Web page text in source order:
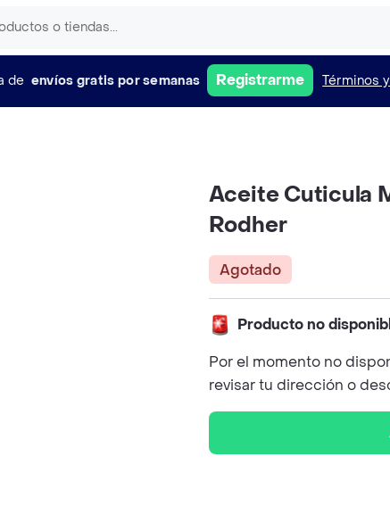
de envíos gratis por semanas Registrarme Términos
Aceite Cuticula
Rodher
Agotado
Producto no
Por el momento no
revisar tu dirección o